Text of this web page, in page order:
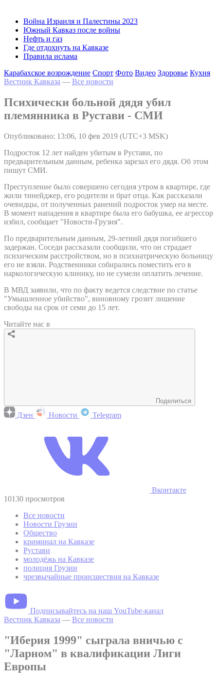
Война Израиля и Палестины 2023
Южный Кавказ после войны
Нефть и газ
Где отдохнуть на Кавказе
Правила ислама
Карабахское возрождение Спорт Фото Видео Здоровье Кухня
Вестник Кавказа — Все новости
Психически больной дядя убил
племянника в Рустави - СМИ
Опубликовано: 13:06, 10 фев 2019 (UTC+3 MSK)
Подросток 12 лет найден убитым в Рустави, по
предварительным данным, ребенка зарезал его дядя. Об этом
пишут СМИ.
Преступление было совершено сегодня утром в квартире, где
жили тинейджер, его родители и брат отца. Как рассказали
очевидцы, от полученных ранений подросток умер на месте.
В момент нападения в квартире была его бабушка, ее агрессор
избил, сообщает "Новости-Грузия".
По предварительным данным, 29-летний дядя погибшего
задержан. Соседи рассказали сообщили, что он страдает
психическим расстройством, но в психиатрическую больницу
его не взяли. Родственники собирались поместить его в
наркологическую клинику, но не сумели оплатить лечение.
В МВД заявили, что по факту ведется следствие по статье
"Умышленное убийство", виновному грозит лишение
свободы на срок от семи до 15 лет.
Читайте нас в
Поделиться
Дзен Новости Telegram
Вконтакте
10130 просмотров
Все новости
Новости Грузии
Общество
криминал на Кавказе
Рустави
молодёжь на Кавказе
полиция Грузии
чрезвычайные происшествия на Кавказе
Подписывайтесь на наш YouTube-канал
Вестник Кавказа — Все новости
"Иберия 1999" сыграла вничью с
"Ларном" в квалификации Лиги
Европы